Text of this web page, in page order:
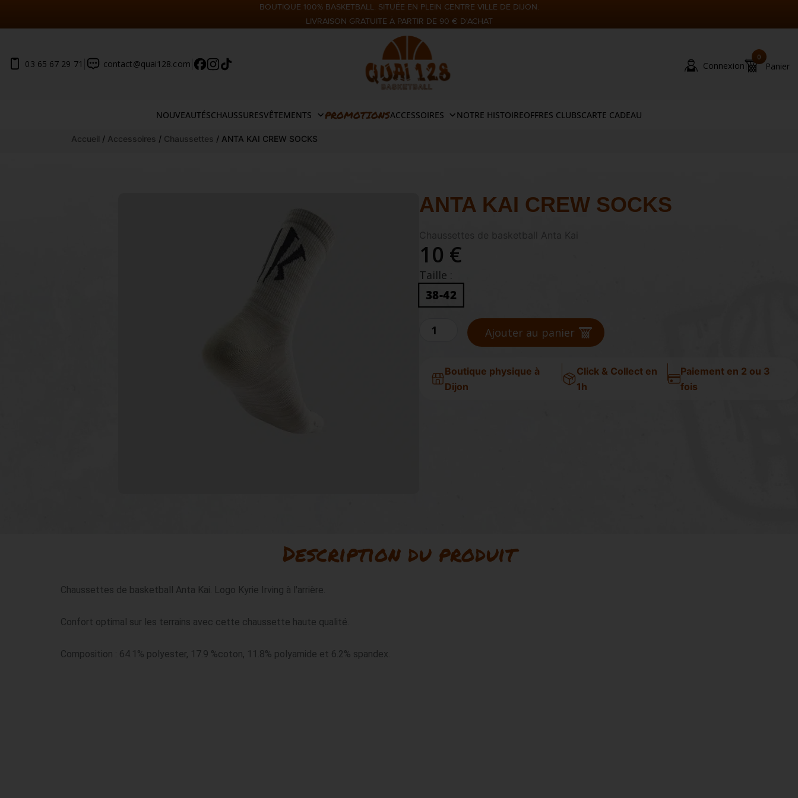
BOUTIQUE 100% BASKETBALL. SITUÉE EN PLEIN CENTRE VILLE DE DIJON.
LIVRAISON GRATUITE À PARTIR DE 90 € D'ACHAT
03 65 67 29 71 contact@quai128.com Connexion|
0
Panier
NOUVEAUTÉSCHAUSSURESVÊTEMENTS PROMOTIONSACCESSOIRES NOTRE HISTOIREOFFRES CLUBSCARTE CADEAU
Accueil / Accessoires / Chaussettes / ANTA KAI CREW SOCKS
ANTA KAI CREW SOCKS
Chaussettes de basketball Anta Kai
10 €
Taille :
38-42
ANTA
SOCKS
Ajouter au panier
Boutique physique à
Dijon
Click & Collect en
1h
Paiement en 2 ou 3
fois
Description du produit
Chaussettes de basketball Anta Kai. Logo Kyrie Irving à l'arrière.
Confort optimal sur les terrains avec cette chaussette haute qualité.
Composition : 64.1% polyester, 17.9 %coton, 11.8% polyamide et 6.2% spandex.